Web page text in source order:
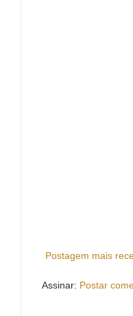
Postagem mais
Assinar: Postar